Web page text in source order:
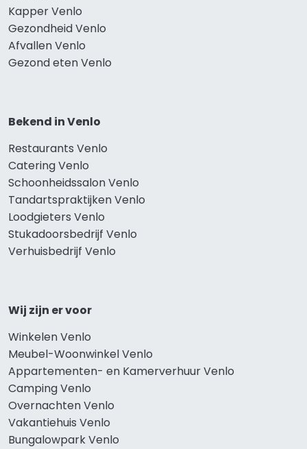
Kapper Venlo
Gezondheid Venlo
Afvallen Venlo
Gezond eten Venlo
Bekend in Venlo
Restaurants Venlo
Catering Venlo
Schoonheidssalon Venlo
Tandartspraktijken Venlo
Loodgieters Venlo
Stukadoorsbedrijf Venlo
Verhuisbedrijf Venlo
Wij zijn er voor
Winkelen Venlo
Meubel-Woonwinkel Venlo
Appartementen- en Kamerverhuur Venlo
Camping Venlo
Overnachten Venlo
Vakantiehuis Venlo
Bungalowpark Venlo